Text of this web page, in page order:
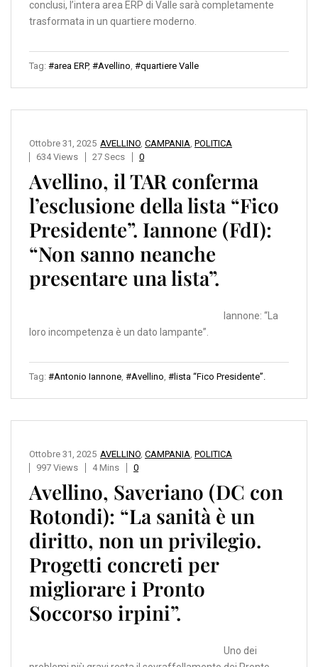
conclusi, l’intera area ERP di Valle sarà completamente
trasformata in un quartiere moderno.
Tag: #area ERP, #Avellino, #quartiere Valle
AVELLINO, CAMPANIA, POLITICA
Ottobre 31, 2025
634 Views
27 Secs 0
Avellino, il TAR conferma
l’esclusione della lista “Fico
Presidente”. Iannone (FdI):
“Non sanno neanche
presentare una lista”.
Iannone: “La
loro incompetenza è un dato lampante”.
Tag: #Antonio Iannone, #Avellino, #lista “Fico Presidente”.
AVELLINO, CAMPANIA, POLITICA
Ottobre 31, 2025
997 Views
4 Mins 0
Avellino, Saveriano (DC con
Rotondi): “La sanità è un
diritto, non un privilegio.
Progetti concreti per
migliorare i Pronto
Soccorso irpini”.
Uno dei